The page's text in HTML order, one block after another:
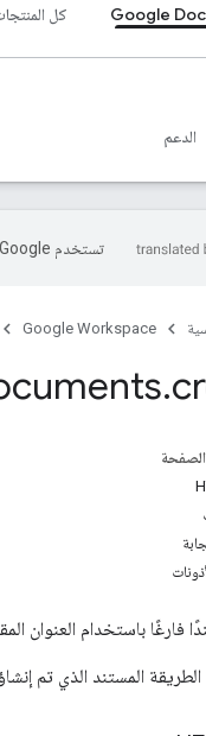
Google كل
الدعم
تستخدم Google تكنولوجيا الذكاء الاصطناعي لترجمة المحتوى إلى لغتك المفضّلة، وقد تتضمّن بعض الأخطاء.
Google Workspace
.
فارغًا باستخدام
المستند الذي تم